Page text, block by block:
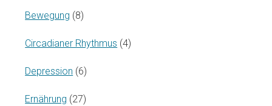
Bewegung (8)
Circadianer Rhythmus (4)
Depression (6)
Ernährung (27)